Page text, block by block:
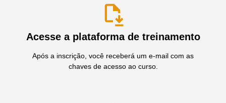
Acesse a plataforma de treinamento
Após a inscrição, você receberá um e-mail com as
chaves de acesso ao curso.